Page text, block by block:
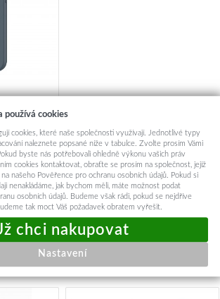
iPhone 15,
zajímat:
používá cookies
cookies, které naše společnosti využívají. Jednotlivé typy
naleznete popsané níže v tabulce. Zvolte prosím Vámi
byste nás potřebovali ohledně výkonu vašich práv
cookies kontaktovat, obraťte se prosím na společnost, jejíž
našeho Pověřence pro ochranu osobních údajů. Pokud si
nenakládáme, jak bychom měli, máte možnost podat
osobních údajů. Budeme však rádi, pokud se nejdříve
tak moct Váš požadavek obratem vyřešit.
Nastavení